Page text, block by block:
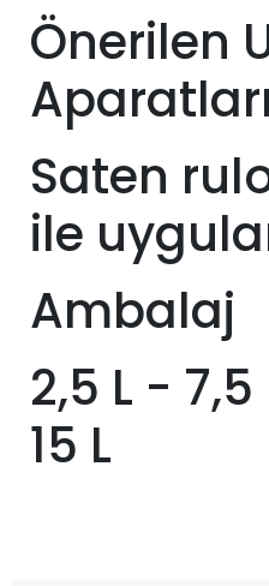
Önerilen
Aparatları
Saten
ile
Ambalaj
2,5 L - 7,5
15 L